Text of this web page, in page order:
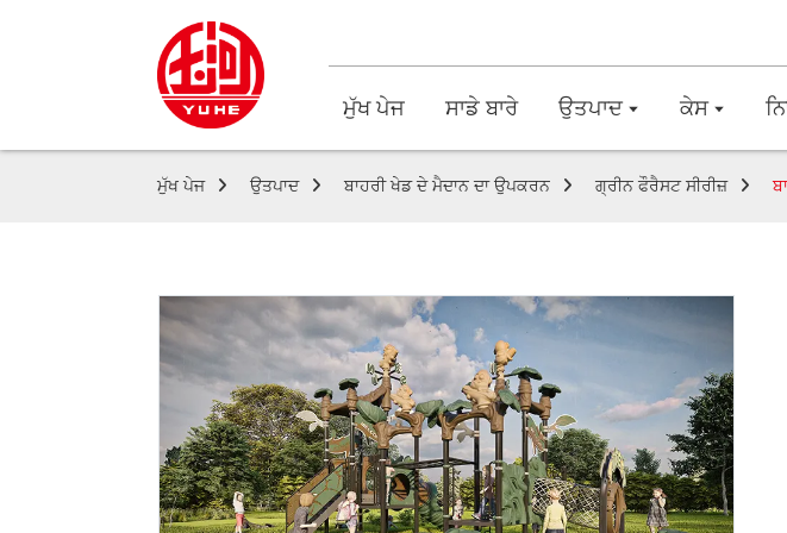
ਮੁੱਖ ਪੇਜ ਸਾਡੇ ਬਾਰੇ ਉਤਪਾਦ ਕੇਸ
ਮੁੱਖ ਪੇਜ ਉਤਪਾਦ ਬਾਹਰੀ ਖੇਡ ਦੇ ਮੈਦਾਨ ਦਾ ਉਪਕਰਨ ਗ੍ਰੀਨ ਫੌਰੈਸਟ ਸੀਰੀਜ਼